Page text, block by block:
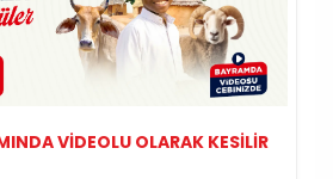
VİDEOLU OLARAK KESİLİR